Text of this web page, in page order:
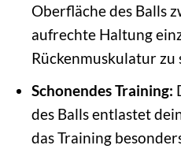
Oberfläche des Balls
aufrechte Haltung
Rückenmuskulatur zu
Schonendes Training:
des Balls entlastet
das Training